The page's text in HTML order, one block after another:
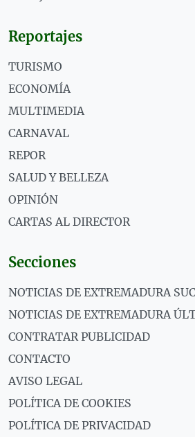
Reportajes
TURISMO
ECONOMÍA
MULTIMEDIA
CARNAVAL
REPOR
SALUD Y BELLEZA
OPINIÓN
CARTAS AL DIRECTOR
Secciones
NOTICIAS DE EXTREMADURA
NOTICIAS DE EXTREMADURA
CONTRATAR PUBLICIDAD
CONTACTO
AVISO LEGAL
POLÍTICA DE COOKIES
POLÍTICA DE PRIVACIDAD